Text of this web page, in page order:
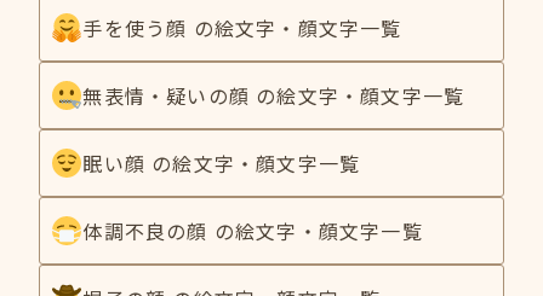
手を使う顔 の絵文字・顔文字一覧
無表情・疑いの顔 の絵文字・顔文字一覧
眠い顔 の絵文字・顔文字一覧
体調不良の顔 の絵文字・顔文字一覧